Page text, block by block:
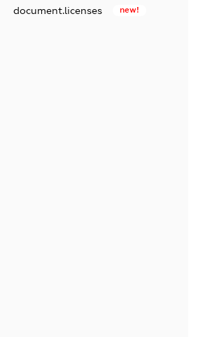
document.licenses new!